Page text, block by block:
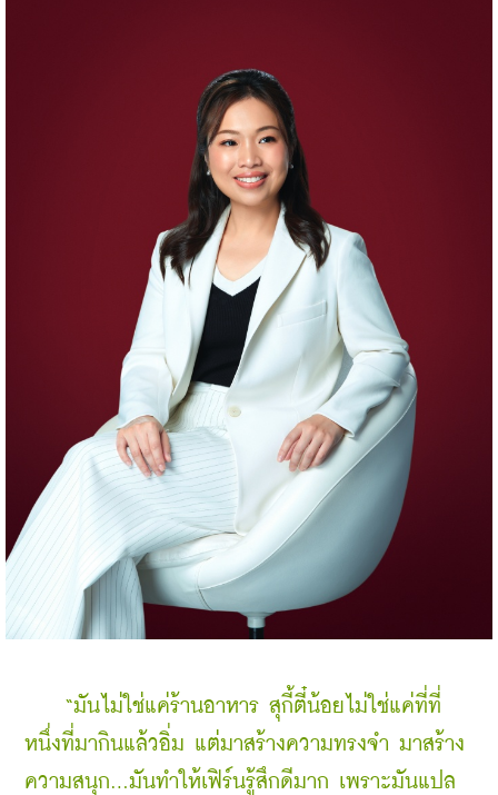
“มันไม่ใช่แค่ร้านอาหาร สุกี้ตี๋น้อยไม่ใช่แค่ที่ที่
หนึ่งที่มากินแล้วอิ่ม แต่มาสร้างความทรงจำ มาสร้าง
ความสนุก…มันทำให้เฟิร์นรู้สึกดีมาก เพราะมันแปล